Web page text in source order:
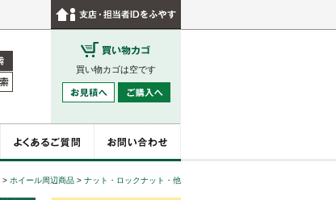
買い物カゴは空です
> ホイール周辺商品 > ナット・ロックナット・他